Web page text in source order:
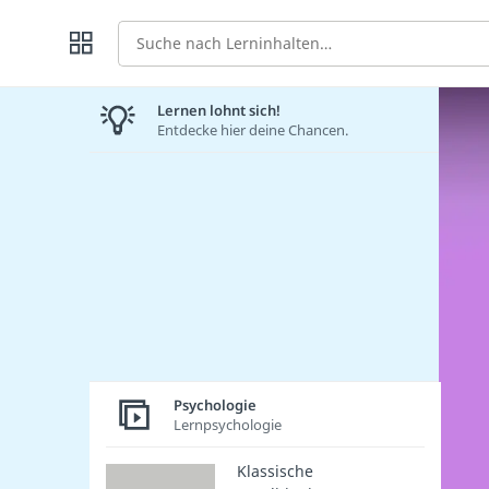
Suche
Lernen lohnt sich!
Entdecke hier deine Chancen.
Psychologie
Lernpsychologie
Klassische